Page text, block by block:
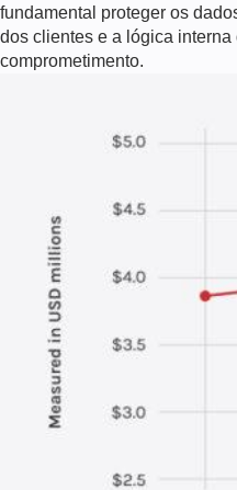
fundamental proteger os
dos clientes e a lógica interna
comprometimento.